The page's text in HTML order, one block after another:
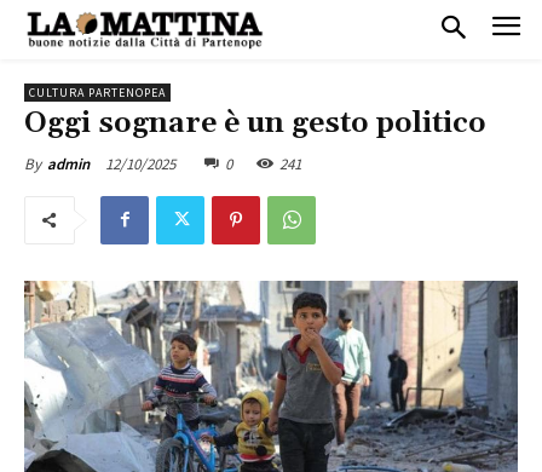
CULTURA PARTENOPEA
Oggi sognare è un gesto politico
By admin 12/10/2025 0 241